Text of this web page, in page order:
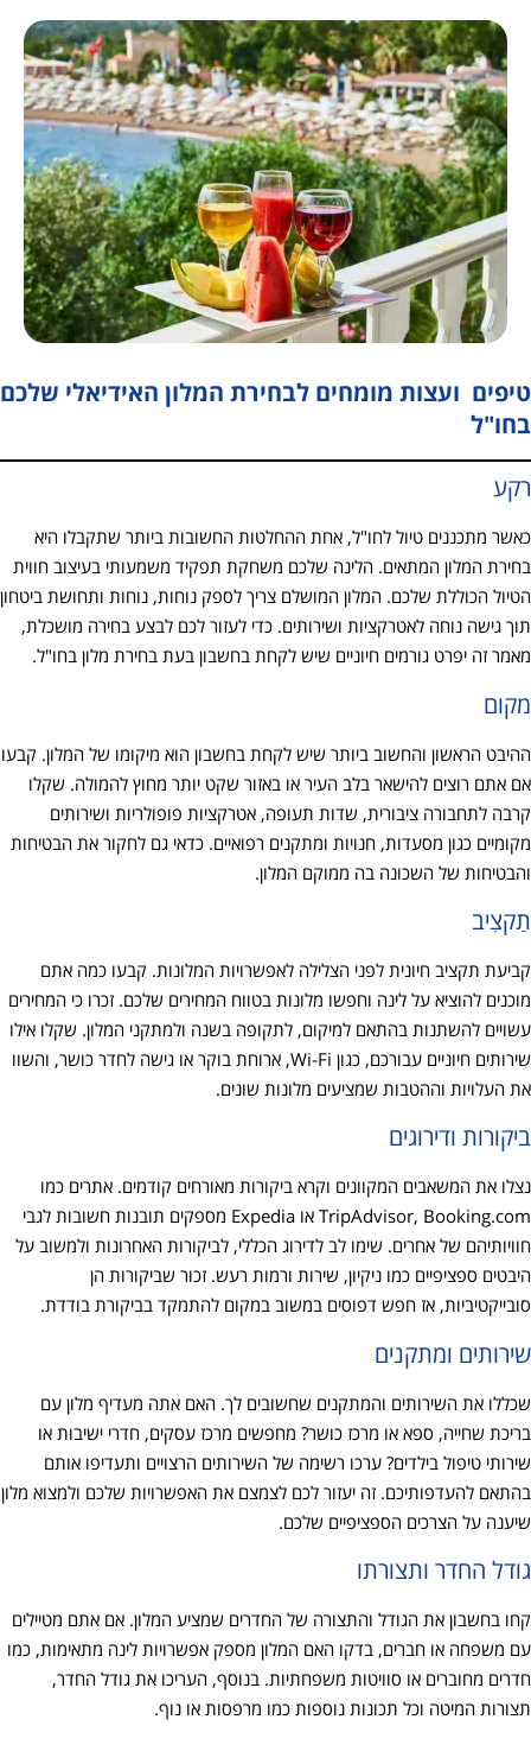
טיפים ועצות מומחים לבחירת המלון האידיאלי שלכם
בחו"ל
רקע
כאשר מתכננים טיול לחו"ל, אחת ההחלטות החשובות ביותר שתקבלו היא
בחירת המלון המתאים. הלינה שלכם משחקת תפקיד משמעותי בעיצוב חווית
הטיול הכוללת שלכם. המלון המושלם צריך לספק נוחות, נוחות ותחושת ביטחון
תוך גישה נוחה לאטרקציות ושירותים. כדי לעזור לכם לבצע בחירה מושכלת,
מאמר זה יפרט גורמים חיוניים שיש לקחת בחשבון בעת בחירת מלון בחו"ל.
מקום
ההיבט הראשון והחשוב ביותר שיש לקחת בחשבון הוא מיקומו של המלון. קבעו
אם אתם רוצים להישאר בלב העיר או באזור שקט יותר מחוץ להמולה. שקלו
קרבה לתחבורה ציבורית, שדות תעופה, אטרקציות פופולריות ושירותים
מקומיים כגון מסעדות, חנויות ומתקנים רפואיים. כדאי גם לחקור את הבטיחות
והבטיחות של השכונה בה ממוקם המלון.
תַקצִיב
קביעת תקציב חיונית לפני הצלילה לאפשרויות המלונות. קבעו כמה אתם
מוכנים להוציא על לינה וחפשו מלונות בטווח המחירים שלכם. זכרו כי המחירים
עשויים להשתנות בהתאם למיקום, לתקופה בשנה ולמתקני המלון. שקלו אילו
שירותים חיוניים עבורכם, כגון Wi-Fi, ארוחת בוקר או גישה לחדר כושר, והשוו
את העלויות וההטבות שמציעים מלונות שונים.
ביקורות ודירוגים
נצלו את המשאבים המקוונים וקרא ביקורות מאורחים קודמים. אתרים כמו
TripAdvisor, Booking.com או Expedia מספקים תובנות חשובות לגבי
חוויותיהם של אחרים. שימו לב לדירוג הכללי, לביקורות האחרונות ולמשוב על
היבטים ספציפיים כמו ניקיון, שירות ורמות רעש. זכור שביקורות הן
סובייקטיביות, אז חפש דפוסים במשוב במקום להתמקד בביקורת בודדת.
שירותים ומתקנים
שכללו את השירותים והמתקנים שחשובים לך. האם אתה מעדיף מלון עם
בריכת שחייה, ספא או מרכז כושר? מחפשים מרכז עסקים, חדרי ישיבות או
שירותי טיפול בילדים? ערכו רשימה של השירותים הרצויים ותעדיפו אותם
בהתאם להעדפותיכם. זה יעזור לכם לצמצם את האפשרויות שלכם ולמצוא מלון
שיענה על הצרכים הספציפיים שלכם.
גודל החדר ותצורתו
קחו בחשבון את הגודל והתצורה של החדרים שמציע המלון. אם אתם מטיילים
עם משפחה או חברים, בדקו האם המלון מספק אפשרויות לינה מתאימות, כמו
חדרים מחוברים או סוויטות משפחתיות. בנוסף, העריכו את גודל החדר,
תצורות המיטה וכל תכונות נוספות כמו מרפסות או נוף.